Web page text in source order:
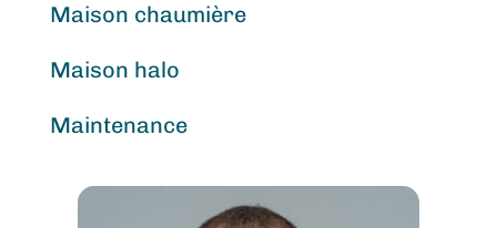
Maison chaumière
Maison halo
Maintenance